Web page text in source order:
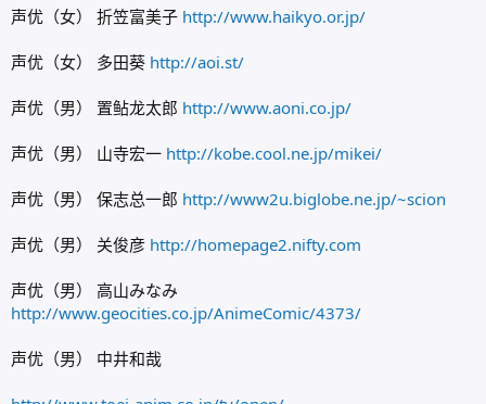
声优（女） 折笠富美子 http://www.haikyo.or.jp/
声优（女） 多田葵 http://aoi.st/
声优（男） 置鲇龙太郎 http://www.aoni.co.jp/
声优（男） 山寺宏一 http://kobe.cool.ne.jp/mikei/
声优（男） 保志总一郎 http://www2u.biglobe.ne.jp/~scion
声优（男） 关俊彦 http://homepage2.nifty.com
声优（男） 高山みなみ
http://www.geocities.co.jp/AnimeComic/4373/
声优（男） 中井和哉